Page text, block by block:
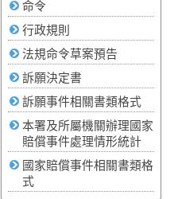
命令
行政規則
法規命令草案預告
訴願決定書
訴願事件相關書類格式
本署及所屬機關辦理國家
賠償事件處理情形統計
國家賠償事件相關書類格
式